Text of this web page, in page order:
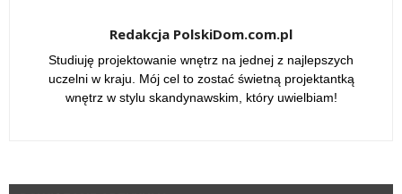
Redakcja PolskiDom.com.pl
Studiuję projektowanie wnętrz na jednej z najlepszych
uczelni w kraju. Mój cel to zostać świetną projektantką
wnętrz w stylu skandynawskim, który uwielbiam!